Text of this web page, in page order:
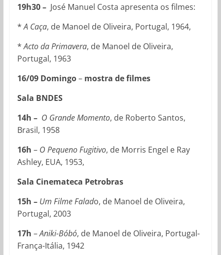
19h30 – José Manuel Costa apresenta os filmes:
*A Caça, de Manoel de Oliveira, Portugal, 1964,
*Acto da Primavera, de Manoel de Oliveira,
Portugal, 1963
16/09 Domingo– mostra de filmes
Sala BNDES
14h – O Grande Momento, de Roberto Santos,
Brasil, 1958
16h – O Pequeno Fugitivo, de Morris Engel e Ray
Ashley, EUA, 1953,
Sala Cinemateca Petrobras
15h – Um Filme Falado, de Manoel de Oliveira,
Portugal, 2003
17h –Aniki-Bóbó, de Manoel de Oliveira, Portugal-
França-Itália, 1942